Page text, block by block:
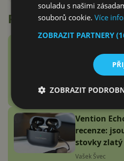
Recenze
Náramek
to zařízení,
Vention
recenze:
stovky
Vašek Švec
souladu s našimi
souborů cookie.Více
ZOBRAZIT PARTNERY
ZOBRAZIT